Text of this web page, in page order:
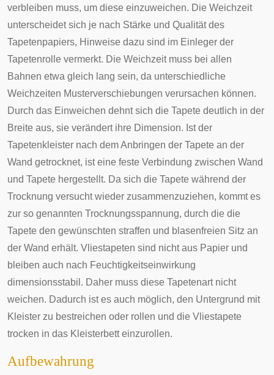
verbleiben muss, um diese einzuweichen. Die Weichzeit
unterscheidet sich je nach Stärke und Qualität des
Tapetenpapiers, Hinweise dazu sind im Einleger der
Tapetenrolle vermerkt. Die Weichzeit muss bei allen
Bahnen etwa gleich lang sein, da unterschiedliche
Weichzeiten Musterverschiebungen verursachen können.
Durch das Einweichen dehnt sich die Tapete deutlich in der
Breite aus, sie verändert ihre Dimension. Ist der
Tapetenkleister nach dem Anbringen der Tapete an der
Wand getrocknet, ist eine feste Verbindung zwischen Wand
und Tapete hergestellt. Da sich die Tapete während der
Trocknung versucht wieder zusammenzuziehen, kommt es
zur so genannten Trocknungsspannung, durch die die
Tapete den gewünschten straffen und blasenfreien Sitz an
der Wand erhält. Vliestapeten sind nicht aus Papier und
bleiben auch nach Feuchtigkeitseinwirkung
dimensionsstabil. Daher muss diese Tapetenart nicht
weichen. Dadurch ist es auch möglich, den Untergrund mit
Kleister zu bestreichen oder rollen und die Vliestapete
trocken in das Kleisterbett einzurollen.
Aufbewahrung